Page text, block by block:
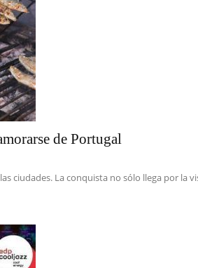
de Portugal
ciudades. La conquista no sólo llega por la